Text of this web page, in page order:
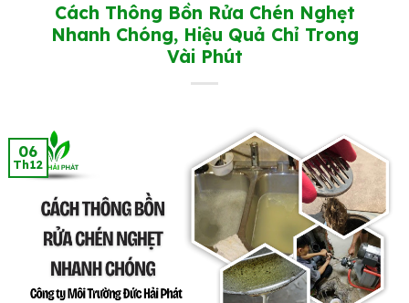
Cách Thông Bồn Rửa Chén Nghẹt
Nhanh Chóng, Hiệu Quả Chỉ Trong
Vài Phút
06
Th12